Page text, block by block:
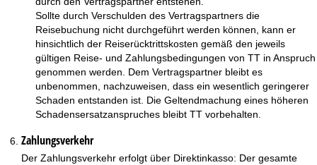
Sollte durch Verschulden des Vertragspartners die
Reisebuchung nicht durchgeführt werden können, kann er
hinsichtlich der Reiserücktrittskosten gemäß den jeweils
gültigen Reise- und Zahlungsbedingungen von TT in Anspruch
genommen werden. Dem Vertragspartner bleibt es
unbenommen, nachzuweisen, dass ein wesentlich geringerer
Schaden entstanden ist. Die Geltendmachung eines höheren
Schadensersatzanspruches bleibt TT vorbehalten.
Zahlungsverkehr
Der Zahlungsverkehr erfolgt über Direktinkasso: Der gesamte